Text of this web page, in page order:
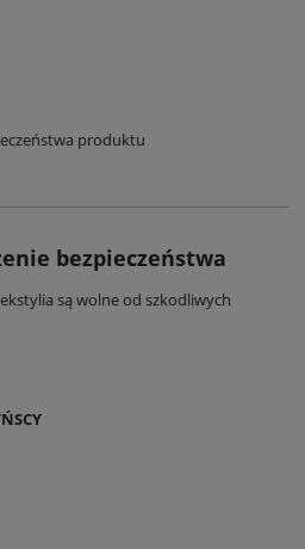
produktu
bezpieczeństwa
są wolne od szkodliwych